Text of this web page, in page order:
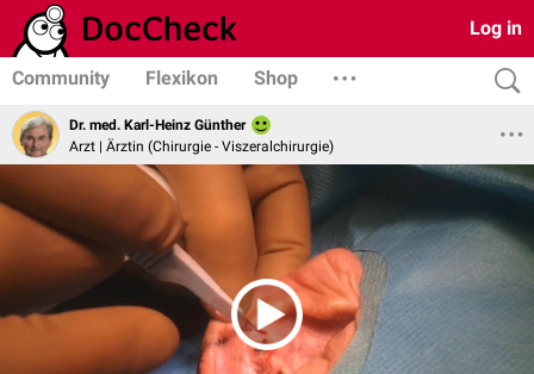
Log in
Community Flexikon Shop
Dr. med. Karl-Heinz Günther
Arzt | Ärztin (Chirurgie - Viszeralchirurgie)